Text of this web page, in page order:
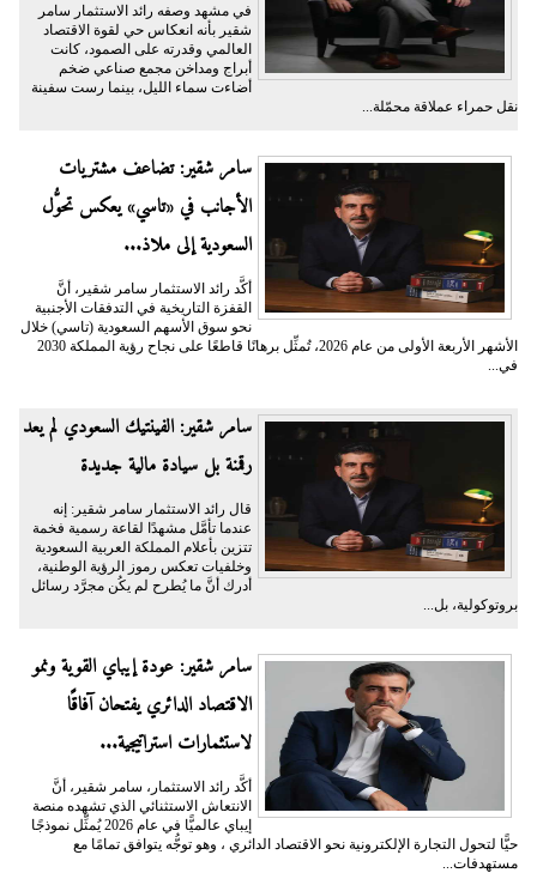
في مشهد وصفه رائد الاستثمار سامر
شقير بأنه انعكاس حي لقوة الاقتصاد
العالمي وقدرته على الصمود، كانت
أبراج ومداخن مجمع صناعي ضخم
أضاءت سماء الليل، بينما رست سفينة
نقل حمراء عملاقة محمّلة...
سامر شقير: تضاعف مشتريات
الأجانب في «تاسي» يعكس تحوُّل
السعودية إلى ملاذ...
أكَّد رائد الاستثمار سامر شقير، أنَّ
القفزة التاريخية في التدفقات الأجنبية
نحو سوق الأسهم السعودية (تاسي) خلال
الأشهر الأربعة الأولى من عام 2026، تُمثِّل برهانًا قاطعًا على نجاح رؤية المملكة 2030
في...
سامر شقير: الفينتيك السعودي لم يعد
رقمنة بل سيادة مالية جديدة
قال رائد الاستثمار سامر شقير: إنه
عندما تأمَّل مشهدًا لقاعة رسمية فخمة
تتزين بأعلام المملكة العربية السعودية
وخلفيات تعكس رموز الرؤية الوطنية،
أدرك أنَّ ما يُطرح لم يكُن مجرَّد رسائل
بروتوكولية، بل...
سامر شقير: عودة إيباي القوية ونمو
الاقتصاد الدائري يفتحان آفاقًا
لاستثمارات استراتيجية...
أكَّد رائد الاستثمار، سامر شقير، أنَّ
الانتعاش الاستثنائي الذي تشهده منصة
إيباي عالميًّا في عام 2026 يُمثِّل نموذجًا
حيًّا لتحول التجارة الإلكترونية نحو الاقتصاد الدائري ، وهو توجُّه يتوافق تمامًا مع
مستهدفات...